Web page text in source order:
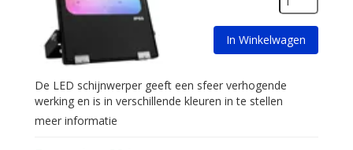
In Winkelwagen
De LED schijnwerper geeft een sfeer verhogende
werking en is in verschillende kleuren in te stellen
meer informatie